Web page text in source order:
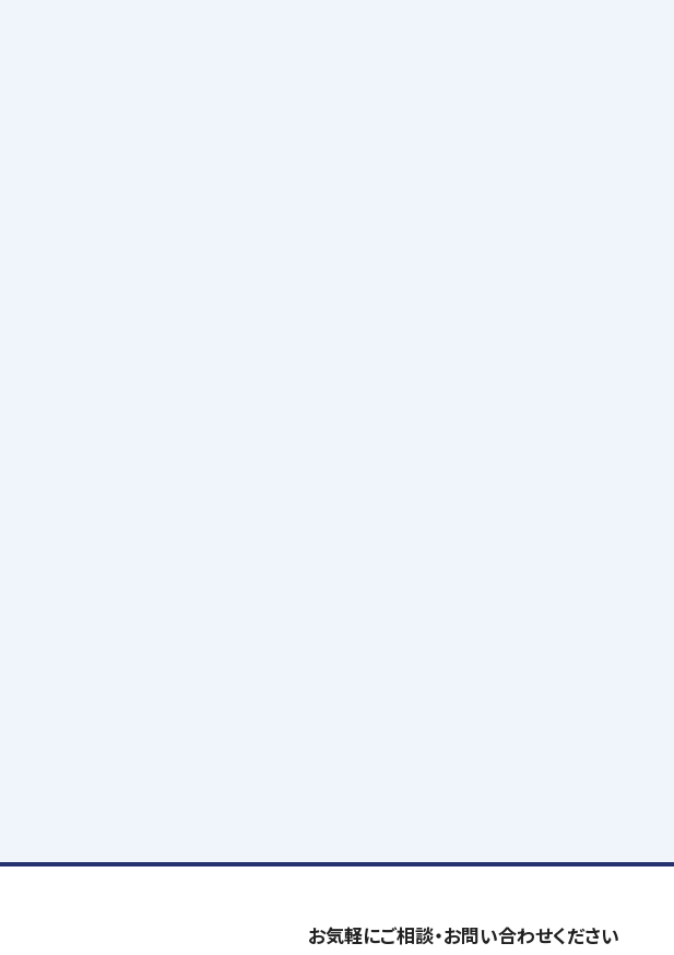
お気軽にご相談・お問い合わせください